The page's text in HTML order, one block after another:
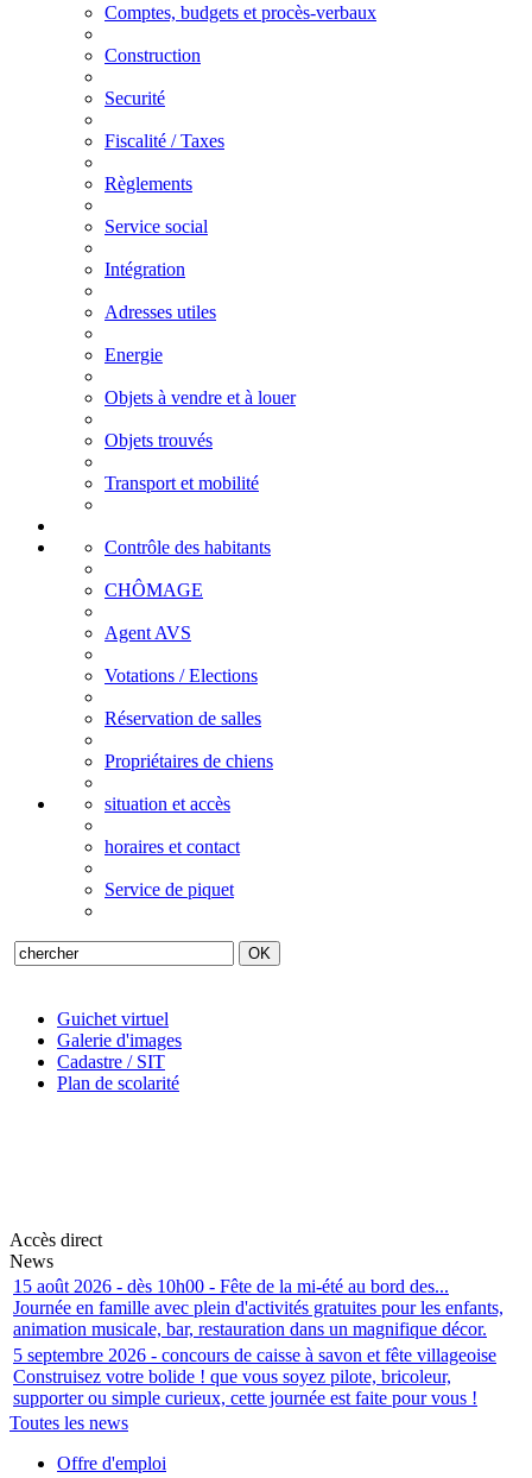
Comptes, budgets et procès-verbaux
Construction
Securité
Fiscalité / Taxes
Règlements
Service social
Intégration
Adresses utiles
Energie
Objets à vendre et à louer
Objets trouvés
Transport et mobilité
Contrôle des habitants
CHÔMAGE
Agent AVS
Votations / Elections
Réservation de salles
Propriétaires de chiens
situation et accès
horaires et contact
Service de piquet
Guichet virtuel
Galerie d'images
Cadastre / SIT
Plan de scolarité
Accès direct
News
15 août 2026 - dès 10h00 - Fête de la mi-été au bord des...
Journée en famille avec plein d'activités gratuites pour les enfants,
animation musicale, bar, restauration dans un magnifique décor.
5 septembre 2026 - concours de caisse à savon et fête villageoise
Construisez votre bolide ! que vous soyez pilote, bricoleur,
supporter ou simple curieux, cette journée est faite pour vous !
Toutes les news
Offre d'emploi